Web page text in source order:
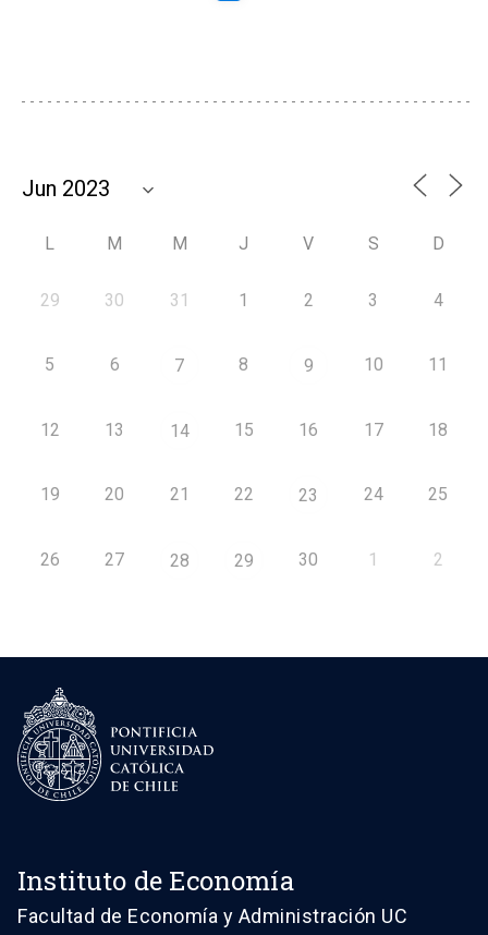
L M M J V S D
29 30 31 1 2 3 4
5 6 7 8 9 10 11
12 13 14 15 16 17 18
19 20 21 22 23 24 25
26 27 28 29 30 1 2
Instituto de Economía
Facultad de Economía y Administración UC